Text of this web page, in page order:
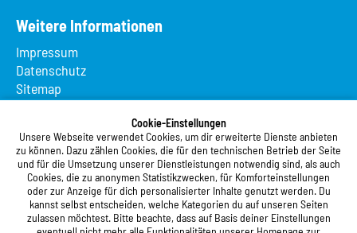
Cookie-Einstellungen
Unsere Webseite verwendet Cookies, um dir erweiterte Dienste anbieten
zu können. Dazu zählen Cookies, die für den technischen Betrieb der Seite
und für die Umsetzung unserer Dienstleistungen notwendig sind, als auch
Cookies, die zu anonymen Statistikzwecken, für Komforteinstellungen
oder zur Anzeige für dich personalisierter Inhalte genutzt werden. Du
kannst selbst entscheiden, welche Kategorien du auf unseren Seiten
zulassen möchtest. Bitte beachte, dass auf Basis deiner Einstellungen
Weitere Informationen
Impressum
Datenschutz
Sitemap
Suche
Registrierung
Studierendenwerk Vorderpfalz
Studierendenwerk Vorderpfalz
Anstalt des öffentlichen Rechts